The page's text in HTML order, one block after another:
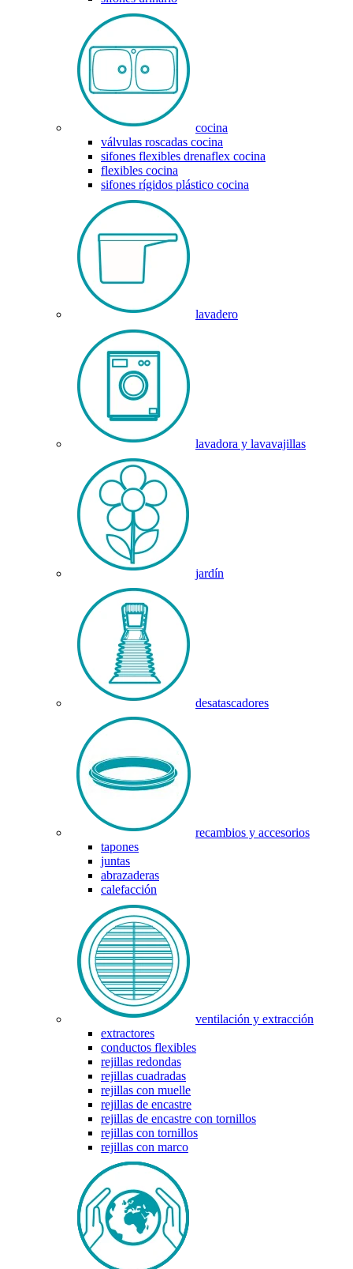
cocina
válvulas roscadas cocina
sifones flexibles drenaflex cocina
flexibles cocina
sifones rígidos plástico cocina
lavadero
lavadora y lavavajillas
jardín
desatascadores
recambios y accesorios
tapones
juntas
abrazaderas
calefacción
ventilación y extracción
extractores
conductos flexibles
rejillas redondas
rejillas cuadradas
rejillas con muelle
rejillas de encastre
rejillas de encastre con tornillos
rejillas con tornillos
rejillas con marco